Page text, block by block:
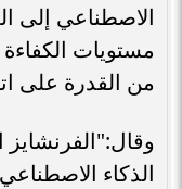
الاصطناعي إلى
مستويات
من القدرة على
الذكاء